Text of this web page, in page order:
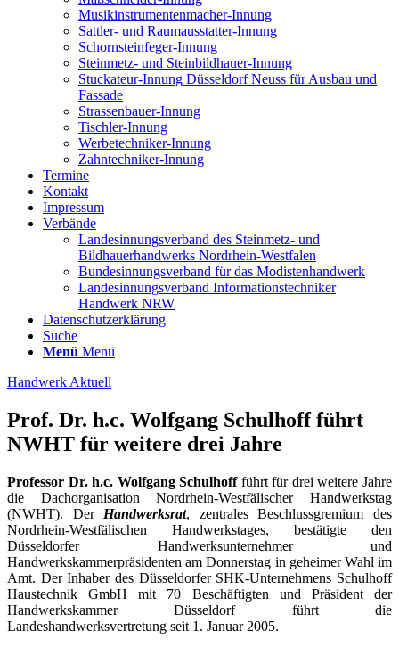
Musikinstrumentenmacher-Innung
Sattler- und Raumausstatter-Innung
Schornsteinfeger-Innung
Steinmetz- und Steinbildhauer-Innung
Stuckateur-Innung Düsseldorf Neuss für Ausbau und
Fassade
Strassenbauer-Innung
Tischler-Innung
Werbetechniker-Innung
Zahntechniker-Innung
Termine
Kontakt
Impressum
Verbände
Landesinnungsverband des Steinmetz- und
Bildhauerhandwerks Nordrhein-Westfalen
Bundesinnungsverband für das Modistenhandwerk
Landesinnungsverband Informationstechniker
Handwerk NRW
Datenschutzerklärung
Suche
Menü Menü
Handwerk Aktuell
Prof. Dr. h.c. Wolfgang Schulhoff führt
NWHT für weitere drei Jahre
Professor Dr. h.c. Wolfgang Schulhoffführt für drei weitere Jahre
die Dachorganisation Nordrhein-Westfälischer Handwerkstag
(NWHT). Der Handwerksrat, zentrales Beschlussgremium des
Nordrhein-Westfälischen Handwerkstages, bestätigte den
Düsseldorfer Handwerksunternehmer und
Handwerkskammerpräsidenten am Donnerstag in geheimer Wahl im
Amt. Der Inhaber des Düsseldorfer SHK-Unternehmens Schulhoff
Haustechnik GmbH mit 70 Beschäftigten und Präsident der
Handwerkskammer Düsseldorf führt die
Landeshandwerksvertretung seit 1. Januar 2005.